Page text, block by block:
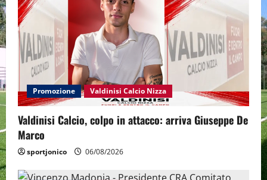
Promozione Valdinisi Calcio Nizza
Valdinisi Calcio, colpo in attacco: arriva Giuseppe De
Marco
sportjonico 06/08/2026